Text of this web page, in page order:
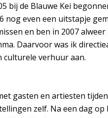
bij de Blauwe Kei
even een uitstapje
en ben in 2007
Daarvoor was ik
culturele verhuur aan.
gasten en artiesten
zelf. Na een dag